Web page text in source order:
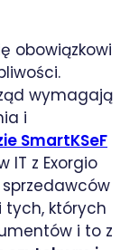
obowiązkowi
wymagają
i
SmartKSeF
IT z Exorgio
tych, których
i to z